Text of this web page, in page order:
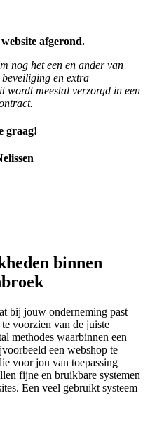
afgerond.
nog het een en ander van
en extra
wordt meestal verzorgd in een
graag!
binnen
bij jouw onderneming past
voorzien van de juiste
methodes waarbinnen een
een webshop te
voor jou van toepassing
fijne en bruikbare systemen
Een veel gebruikt systeem